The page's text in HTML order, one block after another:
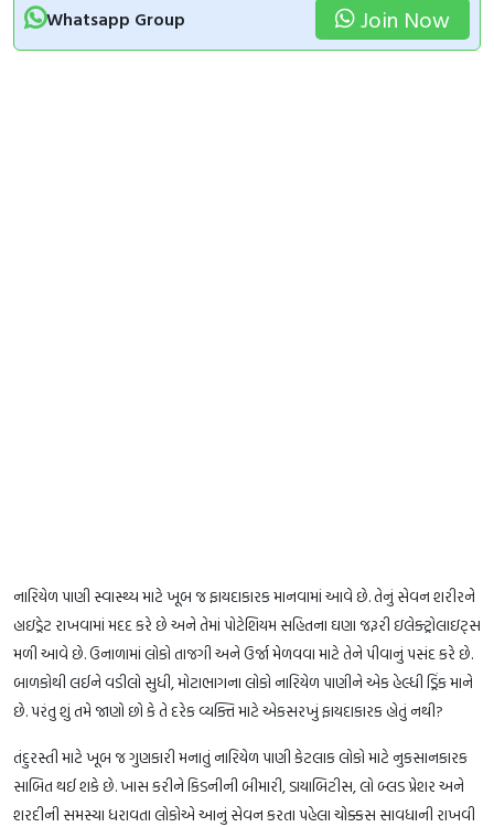
Whatsapp Group Join Now
નારિયેળ પાણી સ્વાસ્થ્ય માટે ખૂબ જ ફાયદાકારક માનવામાં આવે છે. તેનું સેવન શરીરને
હાઇડ્રેટ રાખવામાં મદદ કરે છે અને તેમાં પોટેશિયમ સહિતના ઘણા જરૂરી ઇલેક્ટ્રોલાઇટ્સ
મળી આવે છે. ઉનાળામાં લોકો તાજગી અને ઉર્જા મેળવવા માટે તેને પીવાનું પસંદ કરે છે.
બાળકોથી લઈને વડીલો સુધી, મોટાભાગના લોકો નારિયેળ પાણીને એક હેલ્ધી ડ્રિંક માને
છે. પરંતુ શું તમે જાણો છો કે તે દરેક વ્યક્તિ માટે એકસરખું ફાયદાકારક હોતું નથી?
તંદુરસ્તી માટે ખૂબ જ ગુણકારી મનાતું નારિયેળ પાણી કેટલાક લોકો માટે નુકસાનકારક
સાબિત થઈ શકે છે. ખાસ કરીને કિડનીની બીમારી, ડાયાબિટીસ, લો બ્લડ પ્રેશર અને
શરદીની સમસ્યા ધરાવતા લોકોએ આનું સેવન કરતા પહેલા ચોક્કસ સાવધાની રાખવી